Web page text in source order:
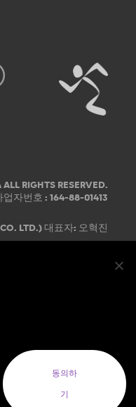
RIGHTS RESERVED.
업자번호 : 164-88-01413
LTD.) 대표자: 오혁진
동의하
기